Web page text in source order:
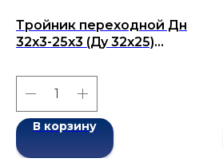
Тройник переходной Дн
32х3-25х3 (Ду 32х25)
2001
В корзину